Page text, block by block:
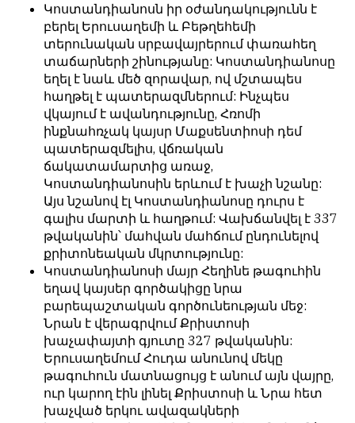
Редакция
лезет
авторские
тексты,
кромсает
искажает
смысл.
Мнение
редакции
является
обязательным
условием
публикации.
լինելը
պարտադիր
պայման
նյութերը
թողարկելու
համար։
Հակառակ
կարծիքները
Խմբագրության
կողմից
ընդունվում
այնքան
գրկաբաց
սակայն
հրապարակվում
նույն
իրավունքով։
Կոստանդիանոսն իր օժանդակությունն է
բերել Երուսաղեմի և Բեթղեհեմի
տերունական սրբավայրերում փառահեղ
տաճարների շինությանը: Կոստանդիանոսը
եղել է նաև մեծ զորավար, ով մշտապես
հաղթել է պատերազմներում: Ինչպես
վկայում է ավանդությունը, Հռոմի
ինքնահռչակ կայսր Մաքսենտիոսի դեմ
պատերազմելիս, վճռական
ճակատամարտից առաջ,
Կոստանդիանոսին երևում է խաչի նշանը:
Այս նշանով էլ Կոստանդիանոսը դուրս է
գալիս մարտի և հաղթում: Վախճանվել է 337
թվականին՝ մահվան մահճում ընդունելով
քրիտոնեական մկրտությունը:
Կոստանդիանոսի մայր Հեղինե թագուհին
եղավ կայսեր գործակիցը նրա
բարեպաշտական գործունեության մեջ:
Նրան է վերագրվում Քրիստոսի
խաչափայտի գյուտը 327 թվականին:
Երուսաղեմում Հուդա անունով մեկը
թագուհուն մատնացույց է անում այն վայրը,
ուր կարող էին լինել Քրիստոսի և Նրա հետ
խաչված երկու ավազակների